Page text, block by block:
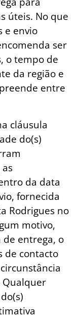
úteis. No que
e envio
ser
o tempo de
da região e
entre
cláusula
do(s)
da data
fornecida
Rodrigues no
motivo,
entrega, o
de contacto
Qualquer